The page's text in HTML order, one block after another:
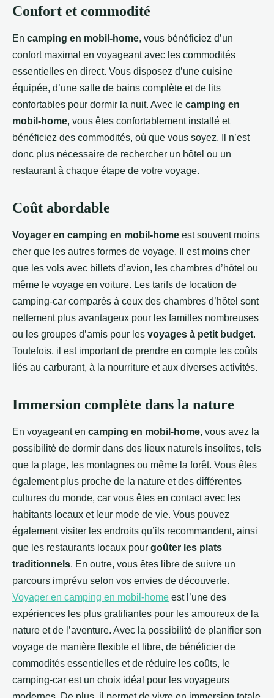
Confort et commodité
En camping en mobil-home, vous bénéficiez d’un
confort maximal en voyageant avec les commodités
essentielles en direct. Vous disposez d’une cuisine
équipée, d’une salle de bains complète et de lits
confortables pour dormir la nuit. Avec le camping en
mobil-home, vous êtes confortablement installé et
bénéficiez des commodités, où que vous soyez. Il n’est
donc plus nécessaire de rechercher un hôtel ou un
restaurant à chaque étape de votre voyage.
Coût abordable
Voyager en camping en mobil-home est souvent moins
cher que les autres formes de voyage. Il est moins cher
que les vols avec billets d’avion, les chambres d’hôtel ou
même le voyage en voiture. Les tarifs de location de
camping-car comparés à ceux des chambres d’hôtel sont
nettement plus avantageux pour les familles nombreuses
ou les groupes d’amis pour les voyages à petit budget.
Toutefois, il est important de prendre en compte les coûts
liés au carburant, à la nourriture et aux diverses activités.
Immersion complète dans la nature
En voyageant en camping en mobil-home, vous avez la
possibilité de dormir dans des lieux naturels insolites, tels
que la plage, les montagnes ou même la forêt. Vous êtes
également plus proche de la nature et des différentes
cultures du monde, car vous êtes en contact avec les
habitants locaux et leur mode de vie. Vous pouvez
également visiter les endroits qu’ils recommandent, ainsi
que les restaurants locaux pour goûter les plats
traditionnels. En outre, vous êtes libre de suivre un
parcours imprévu selon vos envies de découverte.
Voyager en camping en mobil-home est l’une des
expériences les plus gratifiantes pour les amoureux de la
nature et de l’aventure. Avec la possibilité de planifier son
voyage de manière flexible et libre, de bénéficier de
commodités essentielles et de réduire les coûts, le
camping-car est un choix idéal pour les voyageurs